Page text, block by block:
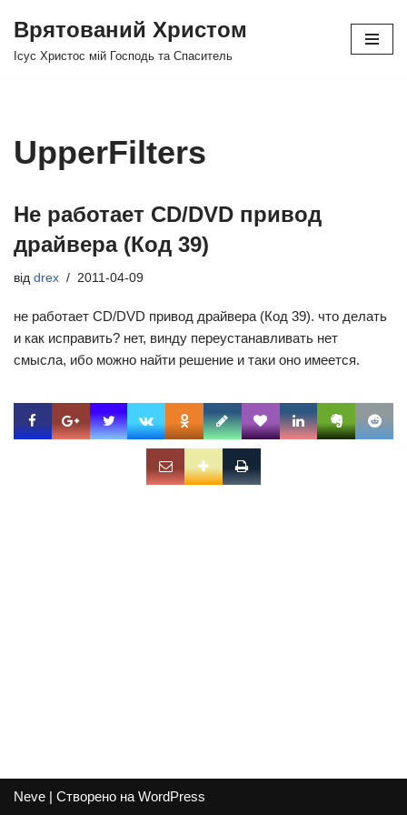
Перейти
Врятований Христом
Ісус Христос мій Господь та Спаситель
UpperFilters
Не работает CD/DVD привод
драйвера (Код 39)
від drex 2011-04-09
не работает CD/DVD привод драйвера (Код 39). что делать
и как исправить? нет, винду переустанавливать нет
смысла, ибо можно найти решение и таки оно имеется.
Neve | Створено на WordPress